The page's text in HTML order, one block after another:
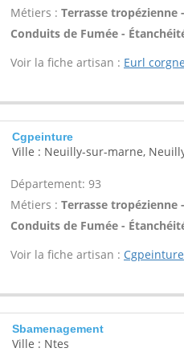
Métiers : Terrasse tropézienne
Conduits de Fumée -
Voir la fiche artisan : Eurl corgne
Cgpeinture
Ville : Neuilly-sur-marne,
Département: 93
Métiers : Terrasse tropézienne
Conduits de Fumée -
Voir la fiche artisan : Cgpeinture
Sbamenagement
Ville : Ntes